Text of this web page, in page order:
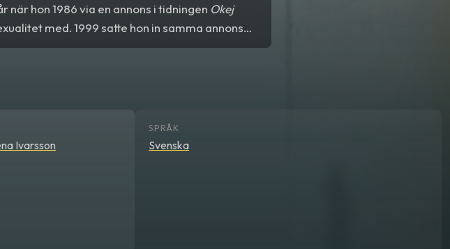
när hon 1986 via en annons i tidningen Okej
med. 1999 satte hon in samma annons
som dokumentären handlar om. Mycket
Ivarsson
SPRÅK
Svenska